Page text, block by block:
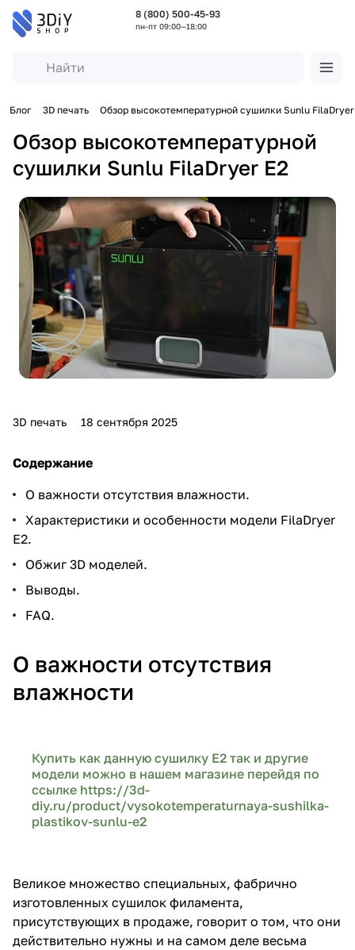
8 (800) 500-45-93
пн-пт 09:00—18:00
Блог 3D печать Обзор высокотемпературной сушилки Sunlu FilaDryer
Обзор высокотемпературной
сушилки Sunlu FilaDryer E2
3D печать 18 сентября 2025
Содержание
О важности отсутствия влажности.
Характеристики и особенности модели FilaDryer
E2.
Обжиг 3D моделей.
Выводы.
FAQ.
О важности отсутствия
влажности
Купить как данную сушилку E2 так и другие
модели можно в нашем магазине перейдя по
ссылке https://3d-
diy.ru/product/vysokotemperaturnaya-sushilka-
plastikov-sunlu-e2
Великое множество специальных, фабрично
изготовленных сушилок филамента,
присутствующих в продаже, говорит о том, что они
действительно нужны и на самом деле весьма